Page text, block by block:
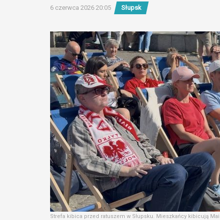
6 czerwca 2026 20:05 Słupsk
Strefa kibica przed ratuszem w Słupsku. Mieszkańcy kibicują